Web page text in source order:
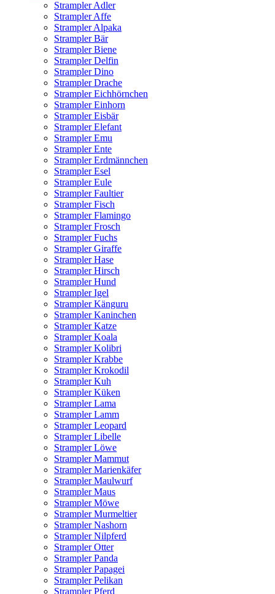
Strampler Adler
Strampler Affe
Strampler Alpaka
Strampler Bär
Strampler Biene
Strampler Delfin
Strampler Dino
Strampler Drache
Strampler Eichhörnchen
Strampler Einhorn
Strampler Eisbär
Strampler Elefant
Strampler Emu
Strampler Ente
Strampler Erdmännchen
Strampler Esel
Strampler Eule
Strampler Faultier
Strampler Fisch
Strampler Flamingo
Strampler Frosch
Strampler Fuchs
Strampler Giraffe
Strampler Hase
Strampler Hirsch
Strampler Hund
Strampler Igel
Strampler Känguru
Strampler Kaninchen
Strampler Katze
Strampler Koala
Strampler Kolibri
Strampler Krabbe
Strampler Krokodil
Strampler Kuh
Strampler Küken
Strampler Lama
Strampler Lamm
Strampler Leopard
Strampler Libelle
Strampler Löwe
Strampler Mammut
Strampler Marienkäfer
Strampler Maulwurf
Strampler Maus
Strampler Möwe
Strampler Murmeltier
Strampler Nashorn
Strampler Nilpferd
Strampler Otter
Strampler Panda
Strampler Papagei
Strampler Pelikan
Strampler Pferd